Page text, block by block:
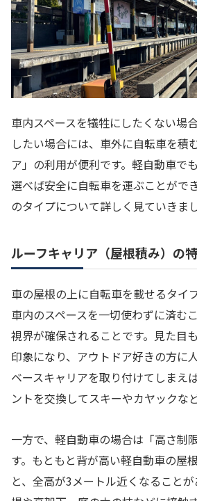
車内スペースを犠牲にしたくない場
したい場合には、車外に自転車を積
ア」の利用が便利です。軽自動車で
選べば安全に自転車を運ぶことがで
のタイプについて詳しく見ていきまし
ルーフキャリア（屋根積み）の
車の屋根の上に自転車を載せるタイ
車内のスペースを一切使わずに済む
視界が確保されることです。見た目
印象になり、アウトドア好きの方に
ベースキャリアを取り付けてしまえ
ントを交換してスキーやカヤックな
一方で、軽自動車の場合は「高さ制
す。もともと背が高い軽自動車の屋
と、全高が3メートル近くなること